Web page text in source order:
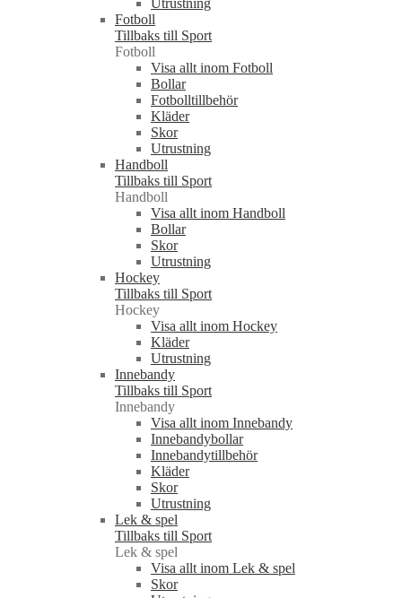
Utrustning
Fotboll
Tillbaks till Sport
Fotboll
Visa allt inom Fotboll
Bollar
Fotbolltillbehör
Kläder
Skor
Utrustning
Handboll
Tillbaks till Sport
Handboll
Visa allt inom Handboll
Bollar
Skor
Utrustning
Hockey
Tillbaks till Sport
Hockey
Visa allt inom Hockey
Kläder
Utrustning
Innebandy
Tillbaks till Sport
Innebandy
Visa allt inom Innebandy
Innebandybollar
Innebandytillbehör
Kläder
Skor
Utrustning
Lek & spel
Tillbaks till Sport
Lek & spel
Visa allt inom Lek & spel
Skor